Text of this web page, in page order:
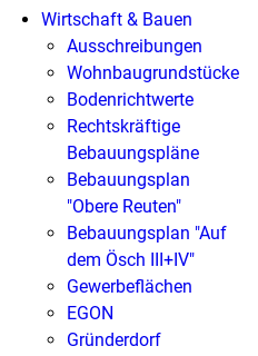
Wirtschaft & Bauen
Ausschreibungen
Wohnbaugrundstücke
Bodenrichtwerte
Rechtskräftige
Bebauungspläne
Bebauungsplan
"Obere Reuten"
Bebauungsplan "Auf
dem Ösch III+IV"
Gewerbeflächen
EGON
Gründerdorf